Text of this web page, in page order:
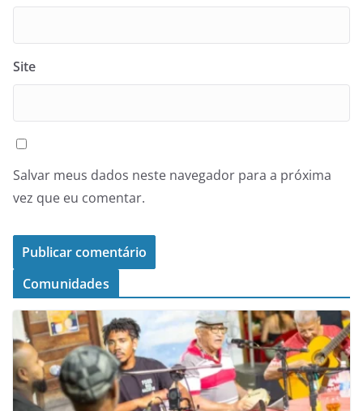
Site
Salvar meus dados neste navegador para a próxima
vez que eu comentar.
Comunidades